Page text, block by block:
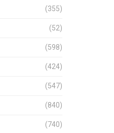
(355)
(52)
(598)
(424)
(547)
(840)
(740)